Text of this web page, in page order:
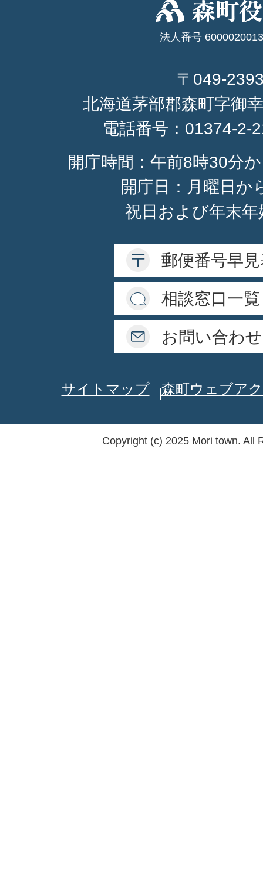
法人番号
〒049-
北海道茅部郡森町字御
電話番号： 01374-2-
開庁時間：午前8時30分
開庁日：月曜日か
祝日および年末
郵便番号早
相談窓口一覧
お問い合わせ
サイトマップ 森町ウェブア
Copyright (c) 2025 Mori town. All